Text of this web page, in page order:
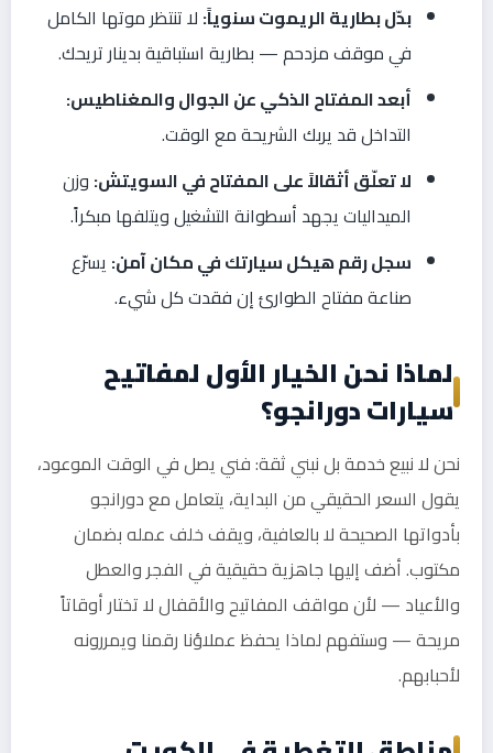
بدّل بطارية الريموت سنوياً: لا تنتظر موتها الكامل
في موقف مزدحم — بطارية استباقية بدينار تريحك.
أبعد المفتاح الذكي عن الجوال والمغناطيس:
التداخل قد يربك الشريحة مع الوقت.
لا تعلّق أثقالاً على المفتاح في السويتش: وزن
الميداليات يجهد أسطوانة التشغيل ويتلفها مبكراً.
سجل رقم هيكل سيارتك في مكان آمن: يسرّع
صناعة مفتاح الطوارئ إن فقدت كل شيء.
لماذا نحن الخيار الأول لمفاتيح
سيارات دورانجو؟
نحن لا نبيع خدمة بل نبني ثقة: فني يصل في الوقت الموعود،
يقول السعر الحقيقي من البداية، يتعامل مع دورانجو
بأدواتها الصحيحة لا بالعافية، ويقف خلف عمله بضمان
مكتوب. أضف إليها جاهزية حقيقية في الفجر والعطل
والأعياد — لأن مواقف المفاتيح والأقفال لا تختار أوقاتاً
مريحة — وستفهم لماذا يحفظ عملاؤنا رقمنا ويمررونه
لأحبابهم.